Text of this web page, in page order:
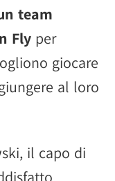
team
Fly per
giocare
al loro
il capo di